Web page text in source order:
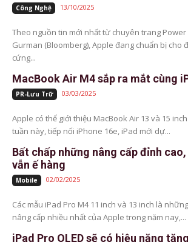
Công Nghệ 13/10/2025
Theo nguồn tin mới nhất từ chuyên trang
Gurman (Bloomberg), Apple đang chuẩn bị cho
cứng...
MacBook Air M4 sắp ra mắt cùng
PR-Lưu Trữ 03/03/2025
Apple có thể giới thiệu MacBook Air 13 và 15
tuần này, tiếp nối iPhone 16e, iPad mới dự...
Bất chấp những nâng cấp đỉnh
vẫn ế hàng
Mobile 02/02/2025
Các mẫu iPad Pro M4 11 inch và 13 inch là
nâng cấp nhiều nhất của Apple trong năm nay,...
iPad Pro OLED sẽ có hiệu năng